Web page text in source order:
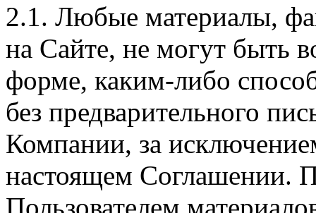
2.1. Любые материалы,
на Сайте, не могут быть
форме, каким-либо
без предварительного
Компании, за
настоящем Соглашении.
Пользователем